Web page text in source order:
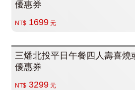
優惠券
NT$1699元
三燔北投平日午餐四人壽喜燒
優惠券
NT$3299元